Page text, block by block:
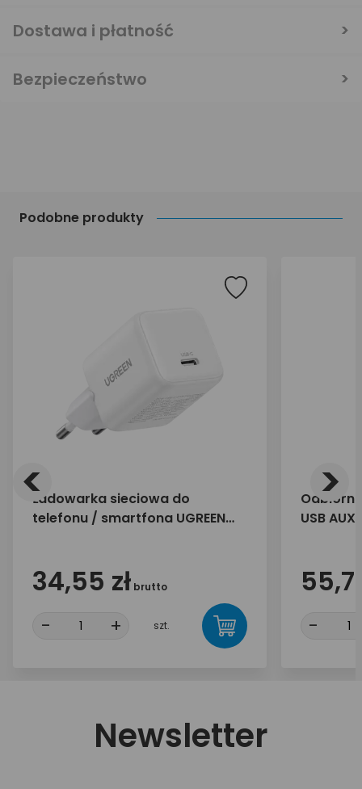
Podobne produkty
Ładowarka sieciowa do
telefonu / smartfona UGREEN
34,55 zł brutto
- + szt.
USB
-
< >
Dostawa i płatność
Bezpieczeństwo
Newsletter